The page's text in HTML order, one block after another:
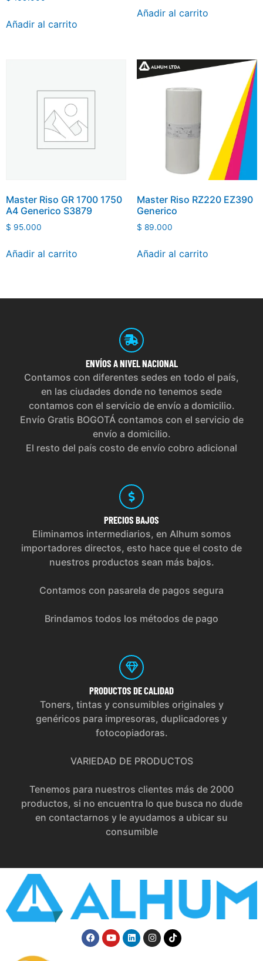
Añadir al carrito
Añadir al carrito
Master Riso GR 1700 1750
A4 Generico S3879
$ 95.000
Añadir al carrito
Master Riso RZ220 EZ390
Generico
$ 89.000
Añadir al carrito
ENVÍOS A NIVEL NACIONAL
Contamos con diferentes sedes en todo el país,
en las ciudades donde no tenemos sede
contamos con el servicio de envío a domicilio.
Envío Gratis BOGOTÁ contamos con el servicio de
envío a domicilio.
El resto del país costo de envío cobro adicional
PRECIOS BAJOS
Eliminamos intermediarios, en Alhum somos
importadores directos, esto hace que el costo de
nuestros productos sean más bajos.
Contamos con pasarela de pagos segura
Brindamos todos los métodos de pago
PRODUCTOS DE CALIDAD
Toners, tintas y consumibles originales y
genéricos para impresoras, duplicadores y
fotocopiadoras.
VARIEDAD DE PRODUCTOS
Tenemos para nuestros clientes más de 2000
productos, si no encuentra lo que busca no dude
en contactarnos y le ayudamos a ubicar su
consumible